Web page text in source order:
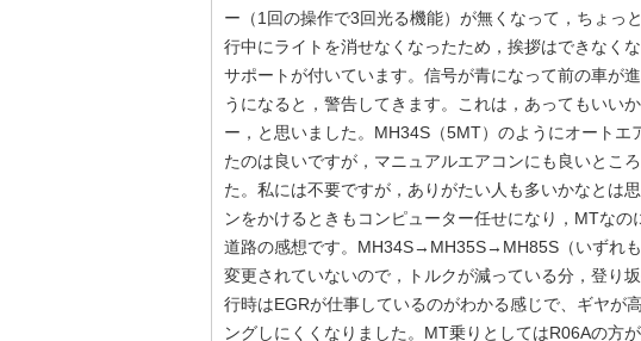
ー（1回の操作で3回光る機能）が無くなって，ちょっ
行中にライトを消せなくなったため，挨拶はできなく
サポートが付いています。信号が青になって前の車が
うになると，警告してきます。これは，あってもいい
ー，と思いました。MH34S（5MT）のようにオート
たのは良いですが，マニュアルエアコンにも良いとこ
た。私には不要ですが，ありがたい人も多いかなとは
ンをかけるときもコンピューター任せになり，MTな
道路の感想です。MH34S→MH35S→MH85S（いずれ
変更されていないので，トルクが減っている分，登り
行時はEGRが仕事しているのがわかる感じで、ギヤが
ングしにくくなりました。MT乗りとしてはR06Aの方